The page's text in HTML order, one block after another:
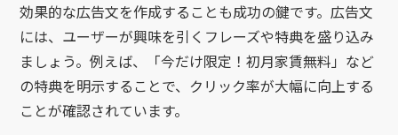
効果的な広告文を作成することも成功の鍵です。広告文
には、ユーザーが興味を引くフレーズや特典を盛り込み
ましょう。例えば、「今だけ限定！初月家賃無料」など
の特典を明示することで、クリック率が大幅に向上する
ことが確認されています。